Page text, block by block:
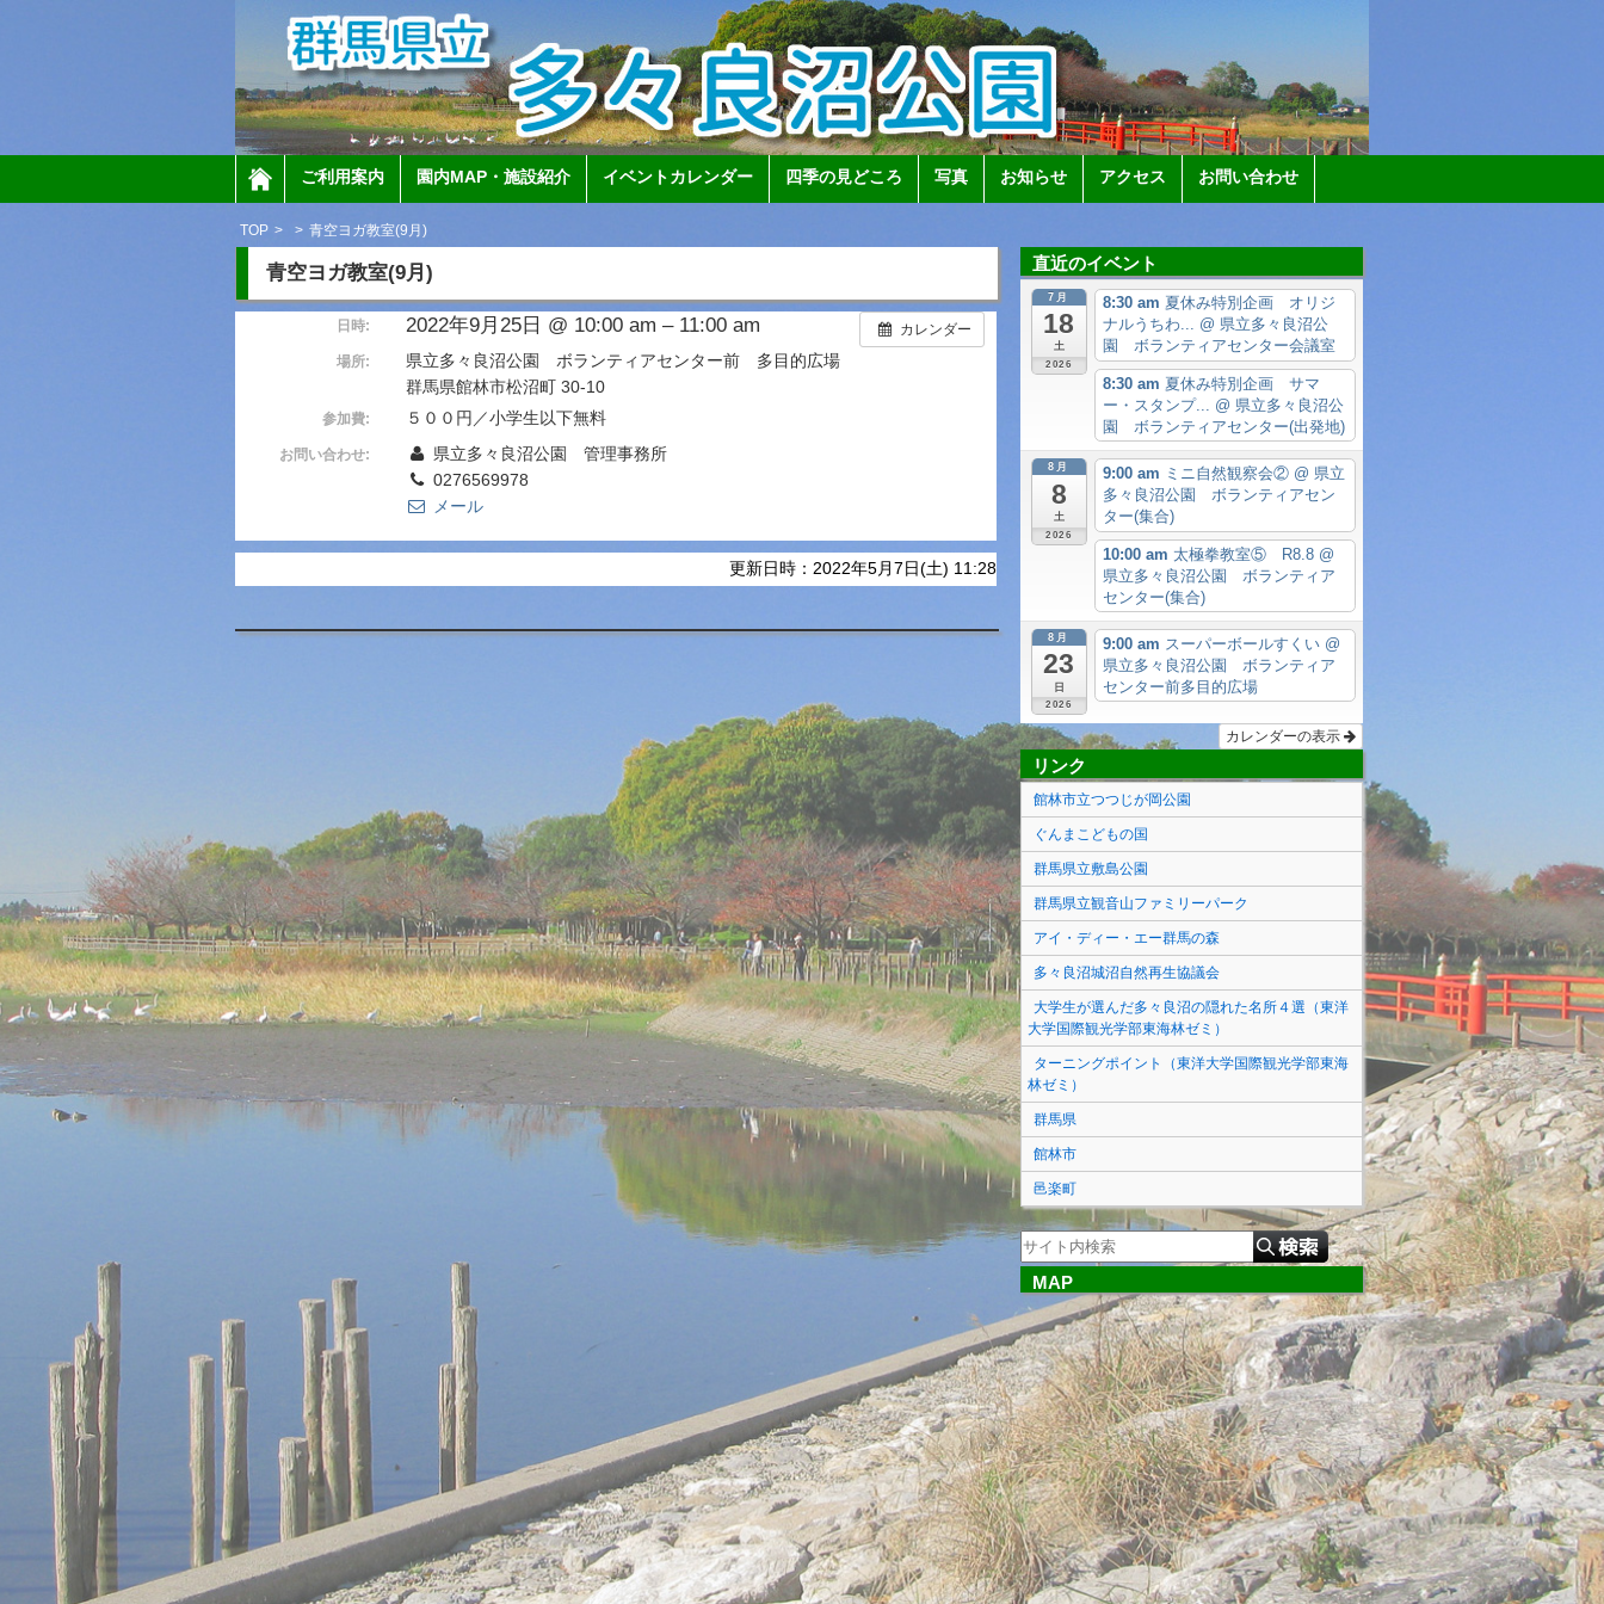
ご利用案内 園内MAP・施設紹介 イベントカレンダー 四季の見どころ 写真 お知らせ アクセス お問い合わせ
TOP > > 青空ヨガ教室(9月)
青空ヨガ教室(9月)
カレンダー
日時: 2022年9月25日 @ 10:00 am – 11:00 am
場所:
県立多々良沼公園 ボランティアセンター前 多目的広場
群馬県館林市松沼町 30-10
参加費: ５００円／小学生以下無料
お問い合わせ:
県立多々良沼公園 管理事務所
0276569978
メール
更新日時：2022年5月7日(土) 11:28
直近のイベント
7月
18
土
2026
8:30 am 夏休み特別企画 オリジ
ナルうちわ... @ 県立多々良沼公
園 ボランティアセンター会議室
8:30 am 夏休み特別企画 サマ
ー・スタンプ... @ 県立多々良沼公
園 ボランティアセンター(出発地)
8月
8
土
2026
9:00 am ミニ自然観察会② @ 県立
多々良沼公園 ボランティアセン
ター(集合)
10:00 am 太極拳教室⑤ R8.8 @
県立多々良沼公園 ボランティア
センター(集合)
8月
23
日
2026
9:00 am スーパーボールすくい @
県立多々良沼公園 ボランティア
センター前多目的広場
カレンダーの表示
リンク
館林市立つつじが岡公園
ぐんまこどもの国
群馬県立敷島公園
群馬県立観音山ファミリーパーク
アイ・ディー・エー群馬の森
多々良沼城沼自然再生協議会
大学生が選んだ多々良沼の隠れた名所４選（東洋
大学国際観光学部東海林ゼミ）
ターニングポイント（東洋大学国際観光学部東海
林ゼミ）
群馬県
館林市
邑楽町
MAP